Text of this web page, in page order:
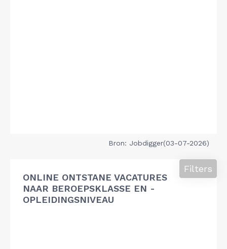
Bron: Jobdigger(03-07-2026)
ONLINE ONTSTANE VACATURES
NAAR BEROEPSKLASSE EN -
OPLEIDINGSNIVEAU
Filters